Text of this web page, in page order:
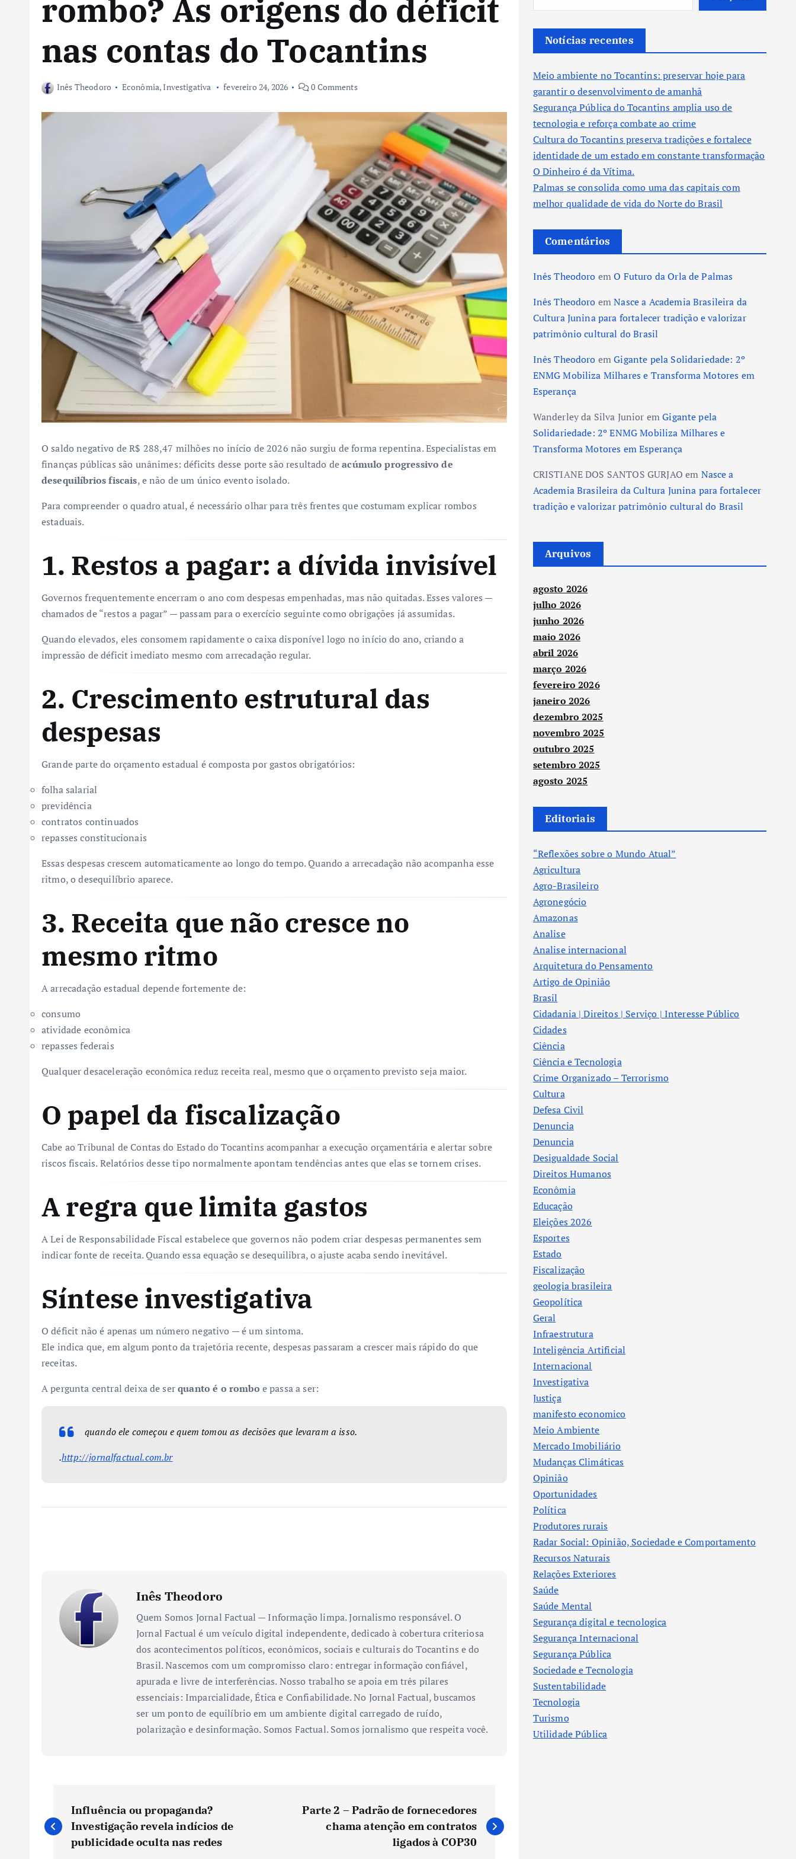
rombo? As origens do déficit
nas contas do Tocantins
Inês Theodoro Econômia,Investigativa fevereiro 24, 2026 0 Comments
O saldo negativo de R$ 288,47 milhões no início de 2026 não surgiu de forma repentina. Especialistas em
finanças públicas são unânimes: déficits desse porte são resultado deacúmulo progressivo de
desequilíbrios fiscais, e não de um único evento isolado.
Para compreender o quadro atual, é necessário olhar para três frentes que costumam explicar rombos
estaduais.
1. Restos a pagar: a dívida invisível
Governos frequentemente encerram o ano com despesas empenhadas, mas não quitadas. Esses valores —
chamados de “restos a pagar” — passam para o exercício seguinte como obrigações já assumidas.
Quando elevados, eles consomem rapidamente o caixa disponível logo no início do ano, criando a
impressão de déficit imediato mesmo com arrecadação regular.
2. Crescimento estrutural das
despesas
Grande parte do orçamento estadual é composta por gastos obrigatórios:
folha salarial
previdência
contratos continuados
repasses constitucionais
Essas despesas crescem automaticamente ao longo do tempo. Quando a arrecadação não acompanha esse
ritmo, o desequilíbrio aparece.
3. Receita que não cresce no
mesmo ritmo
A arrecadação estadual depende fortemente de:
consumo
atividade econômica
repasses federais
Qualquer desaceleração econômica reduz receita real, mesmo que o orçamento previsto seja maior.
O papel da fiscalização
Cabe ao Tribunal de Contas do Estado do Tocantins acompanhar a execução orçamentária e alertar sobre
riscos fiscais. Relatórios desse tipo normalmente apontam tendências antes que elas se tornem crises.
A regra que limita gastos
A Lei de Responsabilidade Fiscal estabelece que governos não podem criar despesas permanentes sem
indicar fonte de receita. Quando essa equação se desequilibra, o ajuste acaba sendo inevitável.
Síntese investigativa
O déficit não é apenas um número negativo — é um sintoma.
Ele indica que, em algum ponto da trajetória recente, despesas passaram a crescer mais rápido do que
receitas.
A pergunta central deixa de serquanto é o rombo e passa a ser:
quando ele começou e quem tomou as decisões que levaram a isso.
.http://jornalfactual.com.br
Inês Theodoro
Quem Somos Jornal Factual — Informação limpa. Jornalismo responsável. O
Jornal Factual é um veículo digital independente, dedicado à cobertura criteriosa
dos acontecimentos políticos, econômicos, sociais e culturais do Tocantins e do
Brasil. Nascemos com um compromisso claro: entregar informação confiável,
apurada e livre de interferências. Nosso trabalho se apoia em três pilares
essenciais: Imparcialidade, Ética e Confiabilidade. No Jornal Factual, buscamos
ser um ponto de equilíbrio em um ambiente digital carregado de ruído,
polarização e desinformação. Somos Factual. Somos jornalismo que respeita você.
a
Influência ou propaganda?
Investigação revela indícios de
publicidade oculta nas redes
Parte 2 – Padrão de fornecedores
chama atenção em contratos
ligados à COP30
Notícias recentes
Meio ambiente no Tocantins: preservar hoje para
garantir o desenvolvimento de amanhã
Segurança Pública do Tocantins amplia uso de
tecnologia e reforça combate ao crime
Cultura do Tocantins preserva tradições e fortalece
identidade de um estado em constante transformação
O Dinheiro é da Vítima.
Palmas se consolida como uma das capitais com
melhor qualidade de vida do Norte do Brasil
Comentários
Inês Theodoro emO Futuro da Orla de Palmas
Inês Theodoro emNasce a Academia Brasileira da
Cultura Junina para fortalecer tradição e valorizar
patrimônio cultural do Brasil
Inês Theodoro emGigante pela Solidariedade: 2º
ENMG Mobiliza Milhares e Transforma Motores em
Esperança
Wanderley da Silva Junior emGigante pela
Solidariedade: 2º ENMG Mobiliza Milhares e
Transforma Motores em Esperança
CRISTIANE DOS SANTOS GURJAO em Nasce a
Academia Brasileira da Cultura Junina para fortalecer
tradição e valorizar patrimônio cultural do Brasil
Arquivos
agosto 2026
julho 2026
junho 2026
maio 2026
abril 2026
março 2026
fevereiro 2026
janeiro 2026
dezembro 2025
novembro 2025
outubro 2025
setembro 2025
agosto 2025
Editoriais
“Reflexões sobre o Mundo Atual”
Agricultura
Agro-Brasileiro
Agronegócio
Amazonas
Analise
Analise internacional
Arquitetura do Pensamento
Artigo de Opinião
Brasil
Cidadania | Direitos | Serviço | Interesse Público
Cidades
Ciência
Ciência e Tecnologia
Crime Organizado – Terrorismo
Cultura
Defesa Civil
Denuncia
Denuncia
Desigualdade Social
Direitos Humanos
Econômia
Educação
Eleições 2026
Esportes
Estado
Fiscalização
geologia brasileira
Geopolítica
Geral
Infraestrutura
Inteligência Artificial
Internacional
Investigativa
Justiça
manifesto economico
Meio Ambiente
Mercado Imobiliário
Mudanças Climáticas
Opinião
Oportunidades
Política
Produtores rurais
Radar Social: Opinião, Sociedade e Comportamento
Recursos Naturais
Relações Exteriores
Saúde
Saúde Mental
Segurança digital e tecnologica
Segurança Internacional
Segurança Pública
Sociedade e Tecnologia
Sustentabilidade
Tecnologia
Turismo
Utilidade Pública